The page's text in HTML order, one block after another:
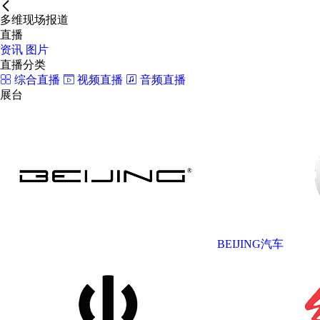
多维现场报道
直播
资讯 图片
直播分类
综合直播
视频直播
音频直播
展台
BEIJING汽车